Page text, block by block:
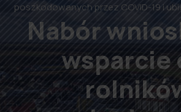
poszkodowanych przez COVID-19 i
Nabór
wsparcie